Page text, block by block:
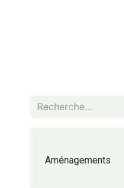
Aménagements